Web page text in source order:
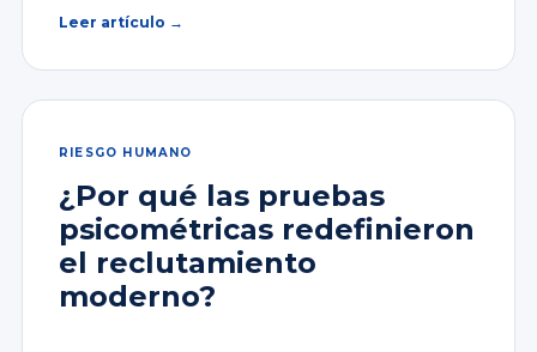
Leer artículo →
RIESGO HUMANO
¿Por qué las pruebas
psicométricas redefinieron
el reclutamiento
moderno?